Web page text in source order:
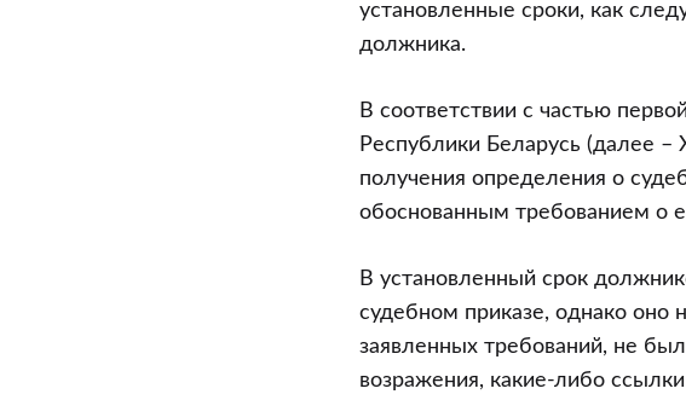
установленные сроки, как
должника.
В соответствии с частью
Республики Беларусь (далее
получения определения о
обоснованным требованием о
В установленный срок
судебном приказе, однако оно
заявленных требований, не
возражения, какие-либо